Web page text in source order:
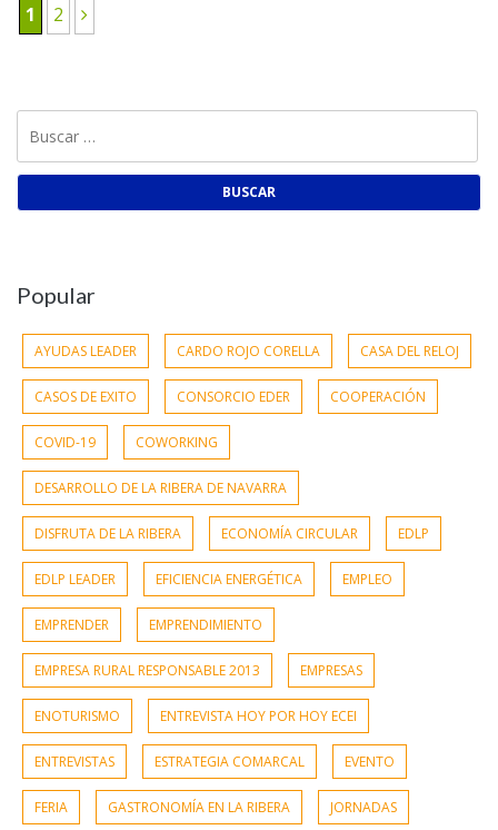
1 2
Popular
AYUDAS LEADER CARDO ROJO CORELLA CASA DEL RELOJ
CASOS DE EXITO CONSORCIO EDER COOPERACIÓN
COVID-19 COWORKING
DESARROLLO DE LA RIBERA DE NAVARRA
DISFRUTA DE LA RIBERA ECONOMÍA CIRCULAR EDLP
EDLP LEADER EFICIENCIA ENERGÉTICA EMPLEO
EMPRENDER EMPRENDIMIENTO
EMPRESA RURAL RESPONSABLE 2013 EMPRESAS
ENOTURISMO ENTREVISTA HOY POR HOY ECEI
ENTREVISTAS ESTRATEGIA COMARCAL EVENTO
FERIA GASTRONOMÍA EN LA RIBERA JORNADAS